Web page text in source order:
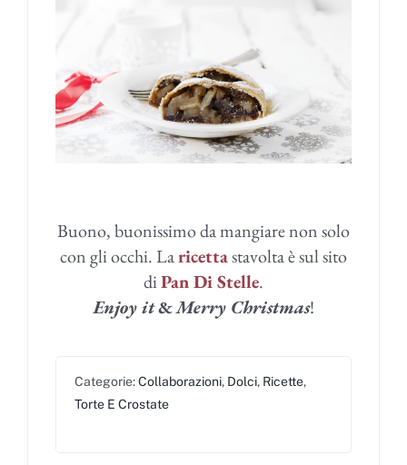
Buono, buonissimo da mangiare non solo
con gli occhi. Laricettastavolta è sul sito
diPan Di Stelle.
Enjoy it&Merry Christmas!
Categorie:Collaborazioni, Dolci, Ricette,
Torte E Crostate